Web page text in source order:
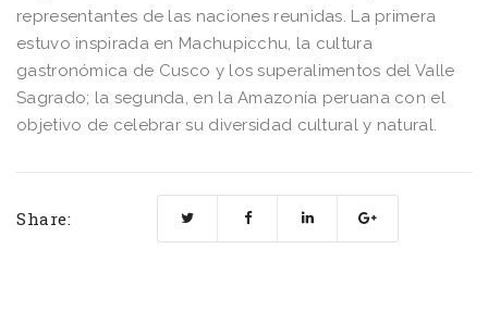
representantes de las naciones reunidas. La primera
estuvo inspirada en Machupicchu, la cultura
gastronómica de Cusco y los superalimentos del Valle
Sagrado; la segunda, en la Amazonía peruana con el
objetivo de celebrar su diversidad cultural y natural.
Share: